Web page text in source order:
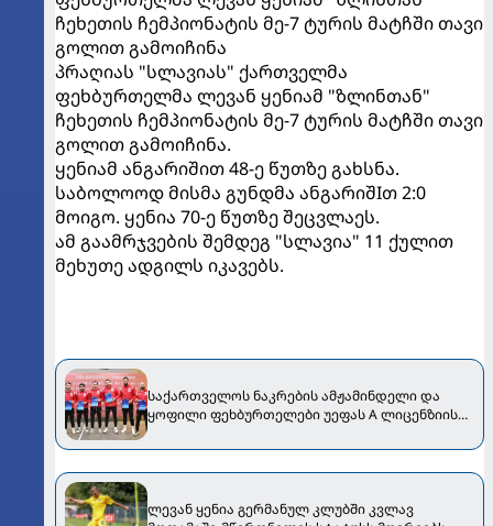
ჩეხეთის ჩემპიონატის მე-7 ტურის მატჩში თავი
გოლით გამოიჩინა
პრაღიას "სლავიას" ქართველმა
ფეხბურთელმა ლევან ყენიამ "ზლინთან"
ჩეხეთის ჩემპიონატის მე-7 ტურის მატჩში თავი
გოლით გამოიჩინა.
ყენიამ ანგარიშით 48-ე წუთზე გახსნა.
საბოლოოდ მისმა გუნდმა ანგარიშIთ 2:0
მოიგო. ყენია 70-ე წუთზე შეცვლაეს.
ამ გაამრჯვების შემდეგ "სლავია" 11 ქულით
მეხუთე ადგილს იკავებს.
საქართველოს ნაკრების ამჟამინდელი და
ყოფილი ფეხბურთელები უეფას A ლიცენზიის
ლევან ყენია გერმანულ კლუბში კვლავ